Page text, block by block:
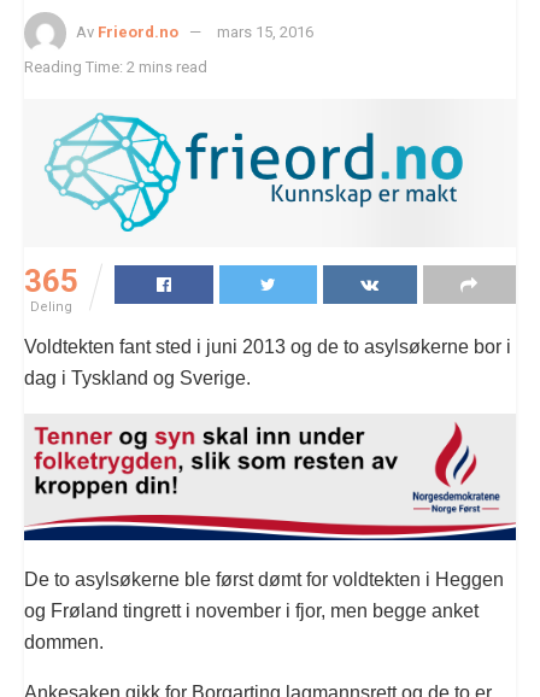
Av Frieord.no
mars 15, 2016
Reading Time: 2 mins read
365
Deling
Voldtekten fant sted i juni 2013 og de to asylsøkerne bor i
dag i Tyskland og Sverige.
De to asylsøkerne ble først dømt for voldtekten i Heggen
og Frøland tingrett i november i fjor, men begge anket
dommen.
Ankesaken gikk for Borgarting lagmannsrett og de to er